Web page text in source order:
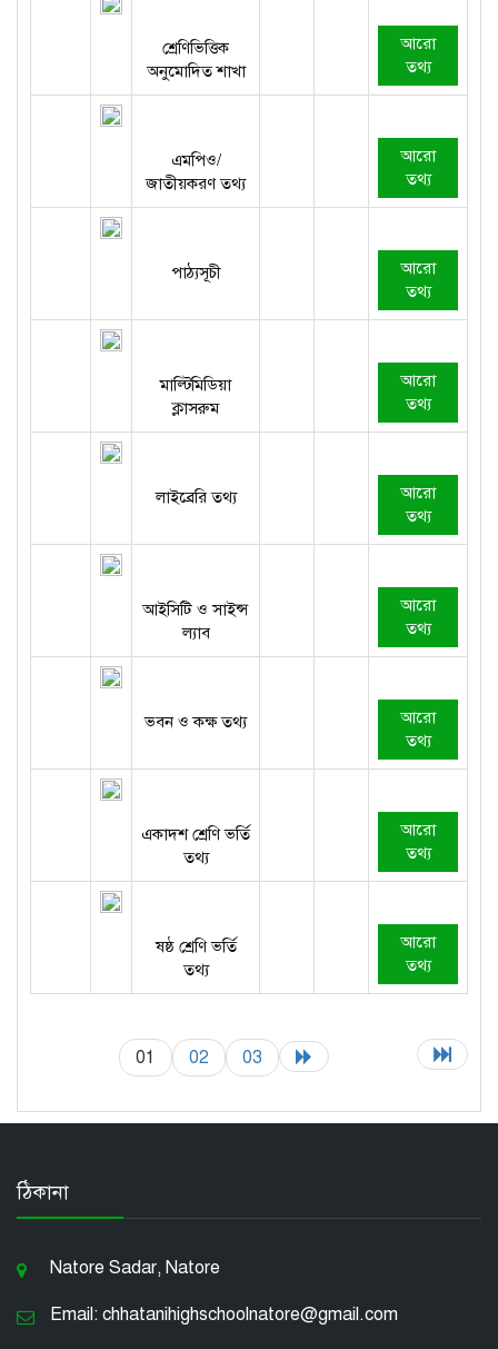
শ্রেণিভিত্তিক
অনুমোদিত শাখা
আরো
তথ্য
এমপিও/
জাতীয়করণ তথ্য
আরো
তথ্য
পাঠ্যসূচী
আরো
তথ্য
মাল্টিমিডিয়া
ক্লাসরুম
আরো
তথ্য
লাইব্রেরি তথ্য
আরো
তথ্য
আইসিটি ও সাইন্স
ল্যাব
আরো
তথ্য
ভবন ও কক্ষ তথ্য
আরো
তথ্য
একাদশ শ্রেণি ভর্তি
তথ্য
আরো
তথ্য
ষষ্ঠ শ্রেণি ভর্তি
তথ্য
আরো
তথ্য
01 02 03
ঠিকানা
Natore Sadar, Natore
Email: chhatanihighschoolnatore@gmail.com